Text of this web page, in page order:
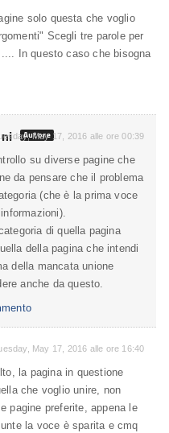
solo questa che voglio
Scegli tre parole per
In questo caso che bisogna
Autore
May 17, 2016 alle ore 00:39
su diverse pagine che
da pensare che il problema
(che è la prima voce
di quella pagina
della pagina che intendi
della mancata unione
anche da questo.
May 17, 2016 alle ore 16:40
la pagina in questione
che voglio unire, non
pagine preferite, appena le
la voce è sparita e cmq